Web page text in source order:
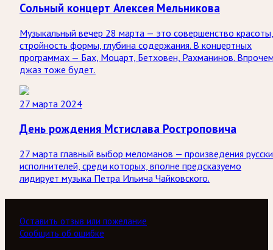
Сольный концерт Алексея Мельникова
Музыкальный вечер 28 марта — это совершенство красоты,
стройность формы, глубина содержания. В концертных
программах — Бах, Моцарт, Бетховен, Рахманинов.
джаз тоже будет.
27 марта 2024
День рождения Мстислава Ростроповича
27 марта главный выбор меломанов — произведения
исполнителей, среди которых, вполне предсказуемо
лидирует музыка Петра Ильича Чайковского.
Оставить отзыв или пожелание
Сообщить об ошибке